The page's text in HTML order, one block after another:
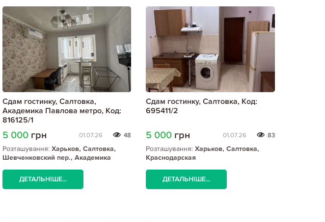
Сдам гостинку, Салтовка,
Академика Павлова метро, Код:
816125/1
5 000 грн 01.07.26 48
Розташування: Харьков, Салтовка,
Шевченковский пер., Академика
ДЕТАЛЬНІШЕ...
Сдам гостинку, Салтовка, Код:
695411/2
5 000 грн 01.07.26 83
Розташування:Харьков, Салтовка,
Краснодарская
ДЕТАЛЬНІШЕ...